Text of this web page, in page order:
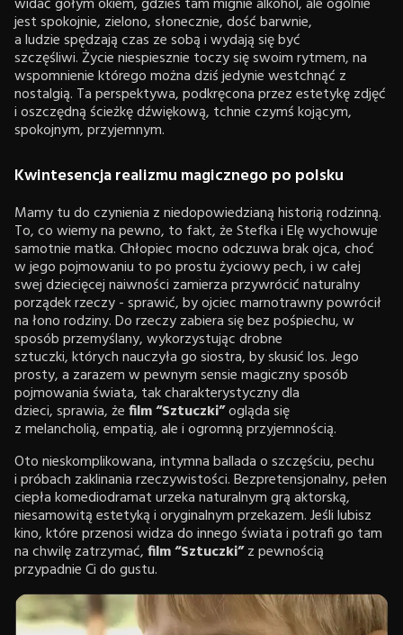
widać gołym okiem, gdzieś tam mignie alkohol, ale ogólnie
jest spokojnie, zielono, słonecznie, dość barwnie,
a ludzie spędzają czas ze sobą i wydają się być
szczęśliwi. Życie niespiesznie toczy się swoim rytmem, na
wspomnienie którego można dziś jedynie westchnąć z
nostalgią. Ta perspektywa, podkręcona przez estetykę zdjęć
i oszczędną ścieżkę dźwiękową, tchnie czymś kojącym,
spokojnym, przyjemnym.
Kwintesencja realizmu magicznego po polsku
Mamy tu do czynienia z niedopowiedzianą historią rodzinną.
To, co wiemy na pewno, to fakt, że Stefka i Elę wychowuje
samotnie matka. Chłopiec mocno odczuwa brak ojca, choć
w jego pojmowaniu to po prostu życiowy pech, i w całej
swej dziecięcej naiwności zamierza przywrócić naturalny
porządek rzeczy - sprawić, by ojciec marnotrawny powrócił
na łono rodziny. Do rzeczy zabiera się bez pośpiechu, w
sposób przemyślany, wykorzystując drobne
sztuczki, których nauczyła go siostra, by skusić los. Jego
prosty, a zarazem w pewnym sensie magiczny sposób
pojmowania świata, tak charakterystyczny dla
dzieci, sprawia, żefilm “Sztuczki”ogląda się
z melancholią, empatią, ale i ogromną przyjemnością.
Oto nieskomplikowana, intymna ballada o szczęściu, pechu
i próbach zaklinania rzeczywistości. Bezpretensjonalny, pełen
ciepła komediodramat urzeka naturalnym grą aktorską,
niesamowitą estetyką i oryginalnym przekazem. Jeśli lubisz
kino, które przenosi widza do innego świata i potrafi go tam
na chwilę zatrzymać,film “Sztuczki”z pewnością
przypadnie Ci do gustu.